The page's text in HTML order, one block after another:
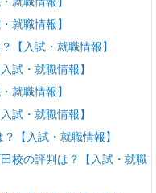
就職情報】
【入試・就職情報】
試・就職情報】
就職情報】
試・就職情報】
【入試・就職情報】
校の評判は？【入試・就職